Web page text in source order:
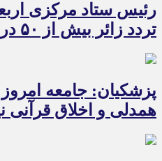
رئیس ستاد مرکزی
تردد زائر بیش از ۵۰ درصد است
پزشکیان: جامعه
همدلی و اخلاق قرآنی